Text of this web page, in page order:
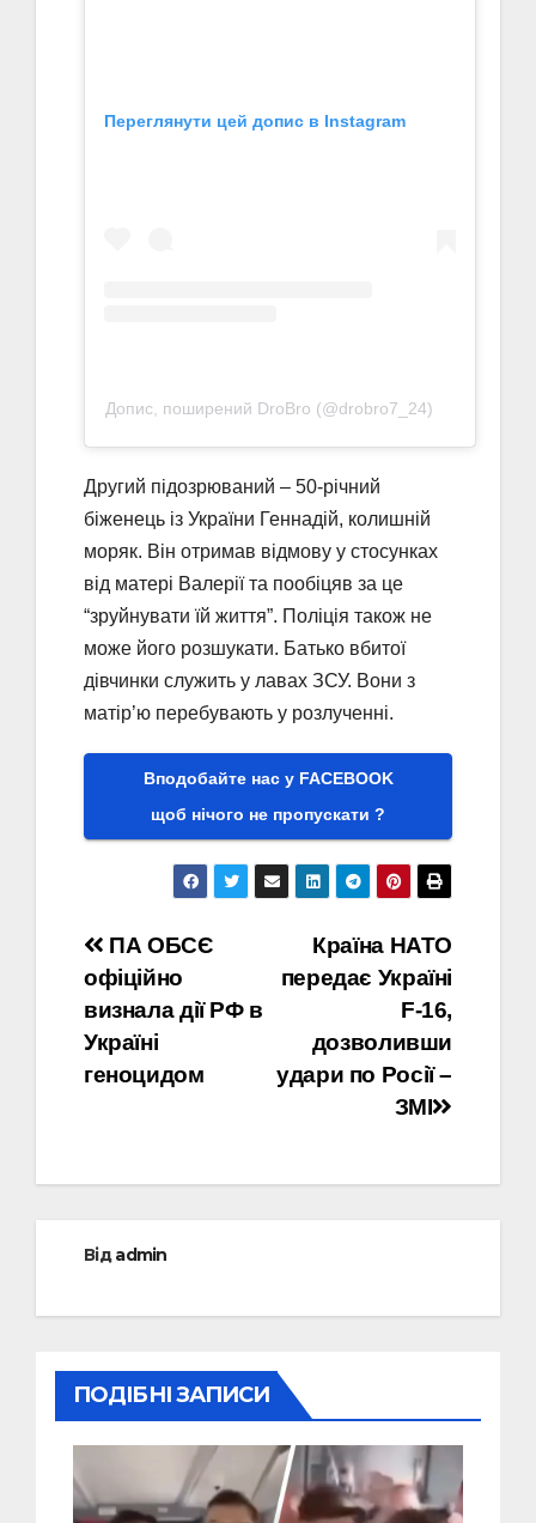
Переглянути цей допис в Instagram
Допис, поширений DroBro (@drobro7_24)
Другий підозрюваний – 50-річний
біженець із України Геннадій, колишній
моряк. Він отримав відмову у стосунках
від матері Валерії та пообіцяв за це
“зруйнувати їй життя”. Поліція також не
може його розшукати. Батько вбитої
дівчинки служить у лавах ЗСУ. Вони з
матір’ю перебувають у розлученні.
Вподобайте нас у FACEBOOK
щоб нічого не пропускати ?
Навігація
записів
Країна НАТО
передає Україні
F-16,
дозволивши
удари по Росії –
ЗМІ
ПА ОБСЄ
офіційно
визнала дії РФ в
Україні
геноцидом
Відadmin
ПОДІБНІ ЗАПИСИ